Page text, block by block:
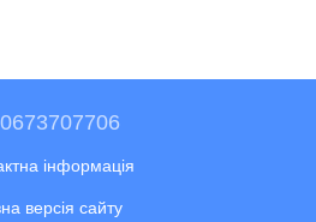
інформація
версія сайту